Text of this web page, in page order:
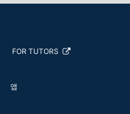
FOR TUTORS
앱